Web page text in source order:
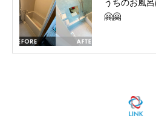
うちのお風
🤗🤗